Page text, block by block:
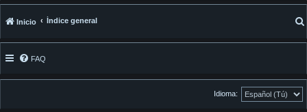
Inicio Índice general
FAQ
Idioma: